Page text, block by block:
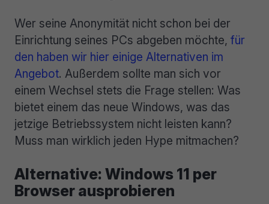
Wer seine Anonymität nicht schon bei der
Einrichtung seines PCs abgeben möchte, für
den haben wir hier einige Alternativen im
Angebot. Außerdem sollte man sich vor
einem Wechsel stets die Frage stellen: Was
bietet einem das neue Windows, was das
jetzige Betriebssystem nicht leisten kann?
Muss man wirklich jeden Hype mitmachen?
Alternative: Windows 11 per
Browser ausprobieren